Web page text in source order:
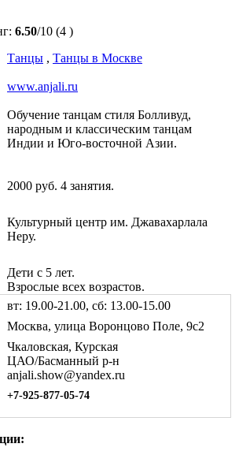
6.50/10 (4 )
Танцы , Танцы в Москве
www.anjali.ru
Обучение танцам стиля Болливуд,
народным и классическим танцам
Индии и Юго-восточной Азии.
2000 руб. 4 занятия.
Культурный центр им. Джавахарлала
Неру.
Дети с 5 лет.
Взрослые всех возрастов.
вт: 19.00-21.00, сб: 13.00-15.00
Москва, улица Воронцово Поле, 9с2
Чкаловская, Курская
ЦАО/Басманный р-н
anjali.show@yandex.ru
+7-925-877-05-74